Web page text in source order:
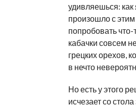
удивляешься:
произошло с
попробовать
кабачки совсем
грецких орехов,
в нечто
Но есть у этого
исчезает со